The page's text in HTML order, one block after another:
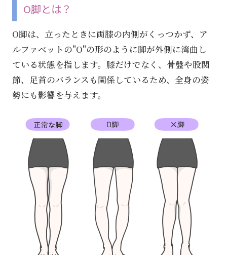
O脚とは？
O脚は、立ったときに両膝の内側がくっつかず、ア
ルファベットの"O"の形のように脚が外側に湾曲し
ている状態を指します。膝だけでなく、骨盤や股関
節、足首のバランスも関係しているため、全身の姿
勢にも影響を与えます。